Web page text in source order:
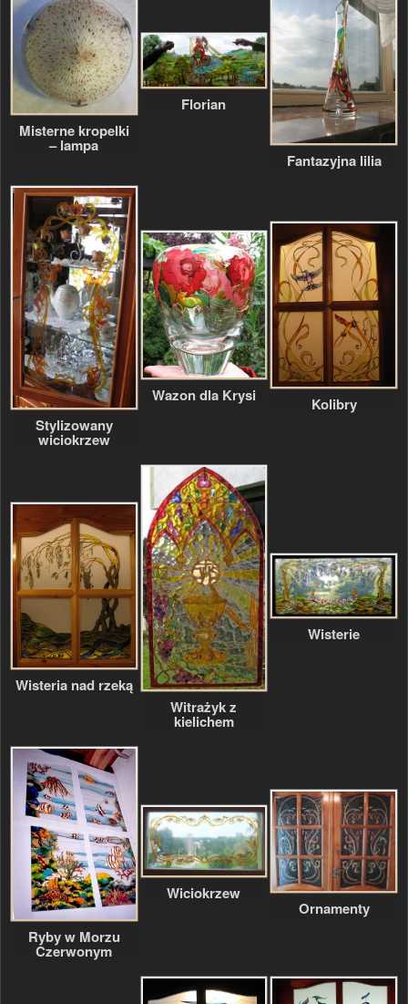
Misterne kropelki
– lampa
Florian
Fantazyjna lilia
Stylizowany
wiciokrzew
Wazon dla Krysi Kolibry
Wisteria nad rzeką
Witrażyk z
kielichem
Wisterie
Ryby w Morzu
Czerwonym
Wiciokrzew
Ornamenty